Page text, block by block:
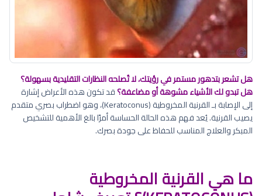
هل تشعر بتدهور مستمر في رؤيتك، لا تُصلحه النظارات التقليدية بسهولة؟
هل تبدو لك الأشياء مشوهة أو مضاعفة؟قد تكون هذه الأعراض إشارة
إلى الإصابة بـ القرنية المخروطية (Keratoconus)، وهو اضطراب بصري متقدم
يصيب القرنية. يُعد فهم هذه الحالة الحساسة أمرًا بالغ الأهمية للتشخيص
المبكر والعلاج المناسب للحفاظ على جودة بصرك.
ما هي القرنية المخروطية